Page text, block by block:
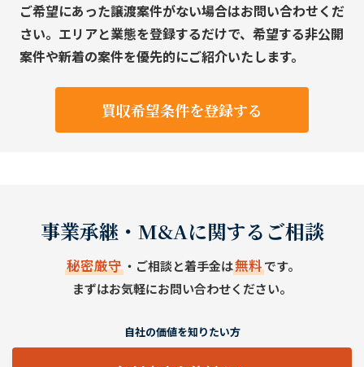
ご希望にあった譲渡案件がない場合はお問い合わせくだ
さい。エリアと業態を登録するだけで、希望する非公開
案件や新着の案件を優先的にご紹介いたします。
買収希望条件を登録する
事業承継・M&Aに関するご相談
秘密厳守・ご相談と着手金は無料です。
まずはお気軽にお問い合わせください。
自社の価値を知りたい方